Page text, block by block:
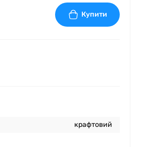
Купити
крафтовий